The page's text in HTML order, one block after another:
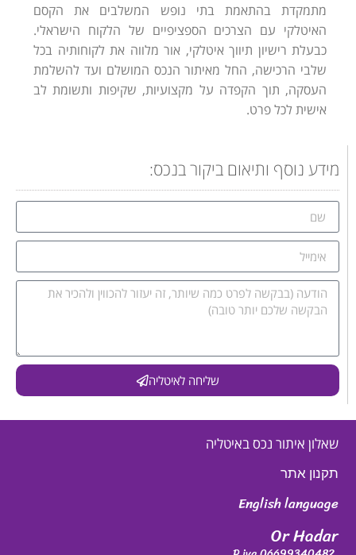
מתמקדת בהתאמת בתי נופש המשלבים את הקסם
האיטלקי עם הצרכים הספציפיים של הלקוח הישראלי.
כבעלת רישיון תיווך איטלקי, אור מלווה את לקוחותיה בכל
שלבי הרכישה, החל מאיתור הנכס המושלם ועד להשלמת
העסקה, תוך הקפדה על מקצועיות, שקיפות ותשומת לב
אישית לכל פרט.
מידע נוסף ותיאום ביקור בנכס:
שליחה לאיטליה
שאלון איתור נכס באיטליה
תקנון אתר
English language
Or Hadar